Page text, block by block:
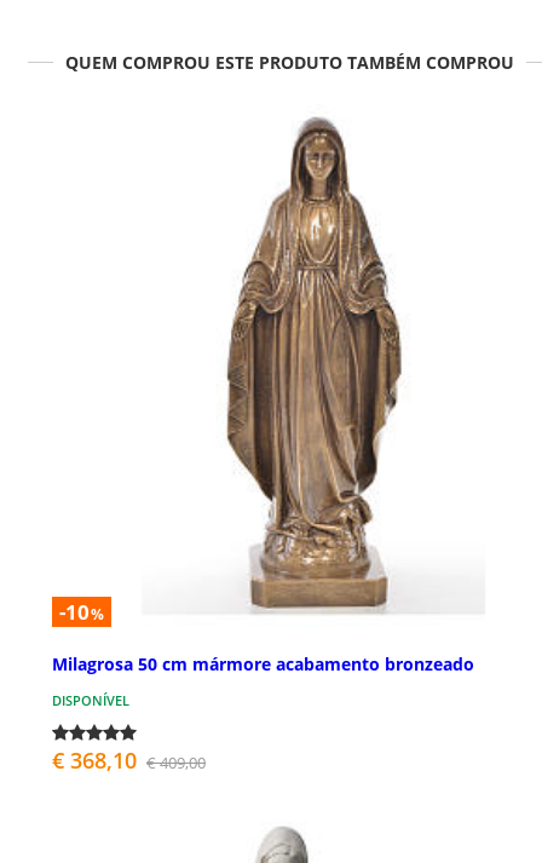
QUEM COMPROU ESTE PRODUTO TAMBÉM COMPROU
-10%
Milagrosa 50 cm mármore acabamento bronzeado
DISPONÍVEL
€ 368,10 € 409,00